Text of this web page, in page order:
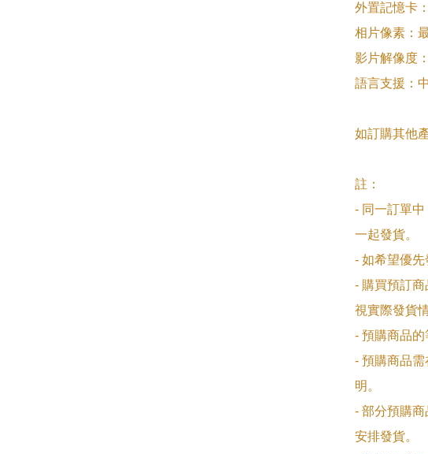
外置記憶卡
相片像素：
影片解像度
語言支援：
如訂購其他
註：
- 同一訂單
一起發貨。
- 如希望優先
- 購買預訂
視實際發貨
- 預購商品的
- 預購商品
明。
- 部分預購
安排發貨。